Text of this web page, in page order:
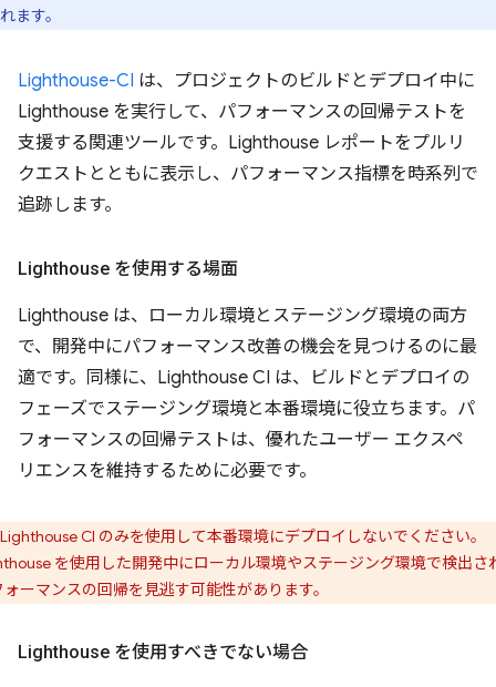
れます。
Lighthouse-CI は、プロジェクトのビルドとデプロイ中に
Lighthouse を実行して、パフォーマンスの回帰テストを
支援する関連ツールです。Lighthouse レポートをプルリ
クエストとともに表示し、パフォーマンス指標を時系列で
追跡します。
Lighthouse を使用する場面
Lighthouse は、ローカル環境とステージング環境の両方
で、開発中にパフォーマンス改善の機会を見つけるのに最
適です。同様に、Lighthouse CI は、ビルドとデプロイの
フェーズでステージング環境と本番環境に役立ちます。パ
フォーマンスの回帰テストは、優れたユーザー エクスペ
リエンスを維持するために必要です。
Lighthouse CI のみを使用して本番環境にデプロイしないでください。
を使用した開発中にローカル環境やステージング環境で検出さ
ーマンスの回帰を見逃す可能性があります。
Lighthouse を使用すべきでない場合